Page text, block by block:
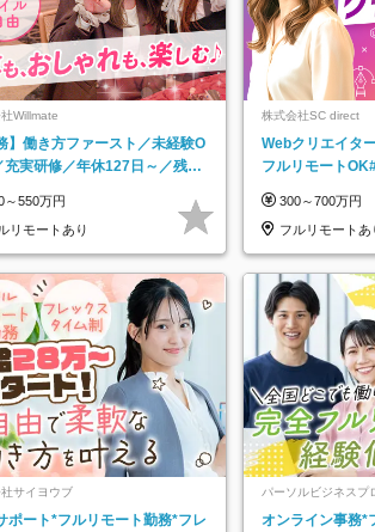
Willmate
】働き方ファースト／未経験O
充実研修／年休127日～／残業
～550万円
リモートあり
株式会社SC direct
Webクリエイタ
フルリモート
300～700万円
フルリモートあ
サイヨウブ
ポート*フルリモート勤務*フレ
パーソルビジネスプ
社 事業開発本部
オンライン事務*